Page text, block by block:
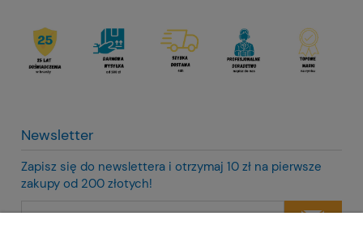
Newsletter
Zapisz się do newslettera i otrzymaj 10 zł na pierwsze
zakupy od 200 złotych!